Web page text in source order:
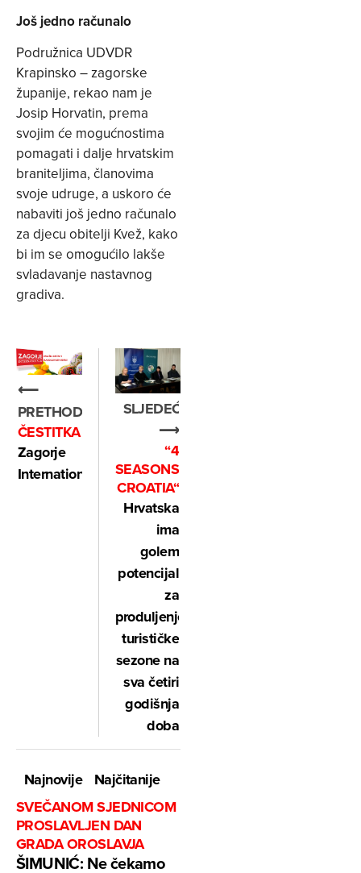
Još jedno računalo
Podružnica UDVDR
Krapinsko – zagorske
županije, rekao nam je
Josip Horvatin, prema
svojim će mogućnostima
pomagati i dalje hrvatskim
braniteljima, članovima
svoje udruge, a uskoro će
nabaviti još jedno računalo
za djecu obitelji Kvež, kako
bi im se omogućilo lakše
svladavanje nastavnog
gradiva.
⟵
PRETHODNO
ČESTITKA
Zagorje
International
SLJEDEĆE
⟶
“4
SEASONS
CROATIA“
Hrvatska
ima
golem
potencijal
za
produljenje
turističke
sezone na
sva četiri
godišnja
doba
Najnovije
Najčitanije
SVEČANOM SJEDNICOM
PROSLAVLJEN DAN
GRADA OROSLAVJA
ŠIMUNIĆ: Ne čekamo